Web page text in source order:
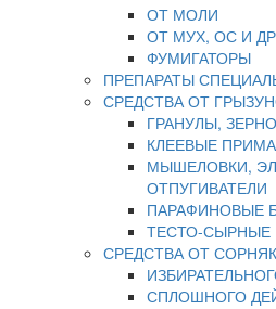
ОТ МОЛИ
ОТ МУХ, ОС И
ФУМИГАТОРЫ
ПРЕПАРАТЫ
СРЕДСТВА ОТ
ГРАНУЛЫ, ЗЕРНО
КЛЕЕВЫЕ
МЫШЕЛОВКИ,
ОТПУГИВАТЕЛИ
ПАРАФИНОВЫЕ
ТЕСТО-СЫРНЫЕ
СРЕДСТВА ОТ
СПЛОШНОГО